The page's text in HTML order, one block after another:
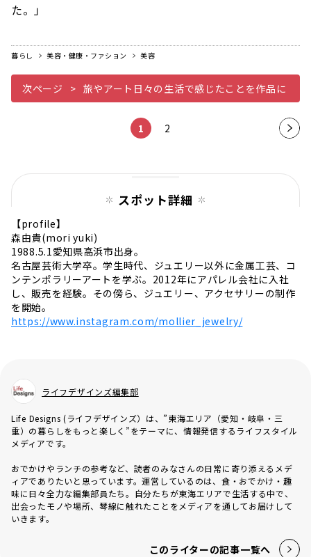
た。」
暮らし 美容・健康・ファション 美容
次ページ 旅やアート日々の生活で感じたことを作品に
1 2
次の
スポット詳細
【profile】
森由貴(mori yuki)
1988.5.1愛知県高浜市出身。
名古屋芸術大学卒。学生時代、ジュエリー以外に金属工芸、コ
ンテンポラリーアートを学ぶ。2012年にアパレル会社に入社
し、販売を経験。その傍ら、ジュエリー、アクセサリーの制作
を開始。
https://www.instagram.com/mollier_jewelry/
ライフデザインズ編集部
Life Designs (ライフデザインズ）は、”東海エリア（愛知・岐阜・三
重）の暮らしをもっと楽しく”をテーマに、情報発信するライフスタイル
メディアです。
おでかけやランチの参考など、読者のみなさんの日常に寄り添えるメデ
ィアでありたいと思っています。運営しているのは、食・おでかけ・趣
味に日々全力な編集部員たち。自分たちが東海エリアで生活する中で、
出会ったモノや場所、琴線に触れたことをメディアを通してお届けして
いきます。
このライターの記事一覧へ